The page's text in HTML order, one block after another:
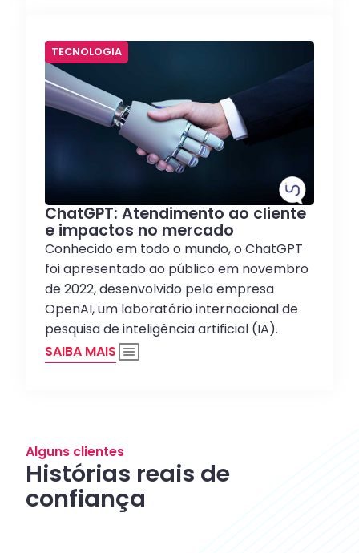
TECNOLOGIA
ChatGPT: Atendimento ao cliente
e impactos no mercado
Conhecido em todo o mundo, o ChatGPT
foi apresentado ao público em novembro
de 2022, desenvolvido pela empresa
OpenAI, um laboratório internacional de
pesquisa de inteligência artificial (IA).
SAIBA MAIS
Alguns clientes
Histórias reais de
confiança